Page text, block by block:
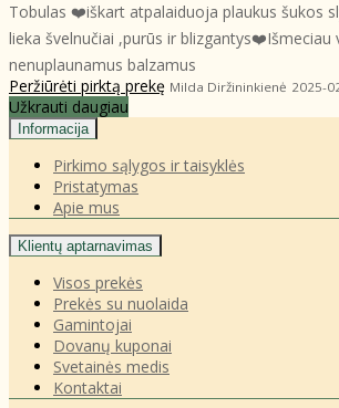
Tobulas ❤️iškart atpalaiduoja plaukus šukos
lieka švelnučiai ,purūs ir blizgantys❤️Išmeciau
nenuplaunamus balzamus
Peržiūrėti pirktą prekę Milda Diržininkienė 2025-
Užkrauti daugiau
Informacija
Pirkimo sąlygos ir taisyklės
Pristatymas
Apie mus
Klientų aptarnavimas
Visos prekės
Prekės su nuolaida
Gamintojai
Dovanų kuponai
Svetainės medis
Kontaktai